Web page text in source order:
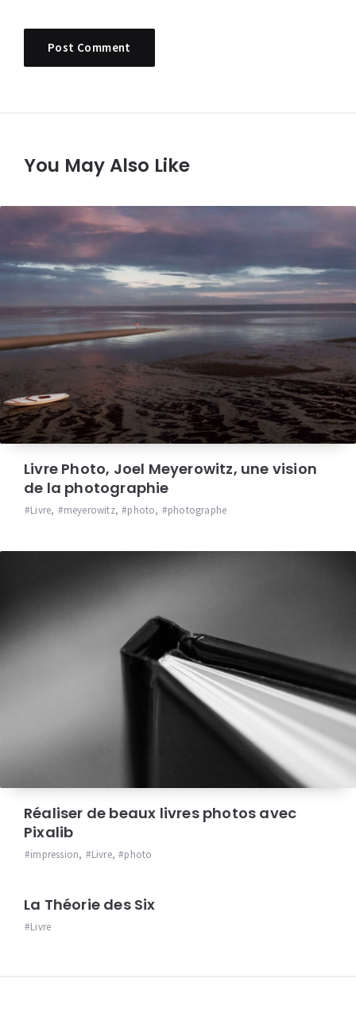
You May Also Like
Livre Photo, Joel Meyerowitz, une vision
de la photographie
Livre, meyerowitz, photo, photographe
Réaliser de beaux livres photos avec
Pixalib
impression, Livre, photo
La Théorie des Six
Livre